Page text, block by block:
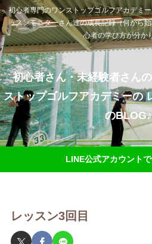
初心者専門のワンストップゴルフアカデミ
ッスンモニターさん達の成長記録（何から
心者の学び方が分か
初心者さん・未経験者さん
ストップゴルフアカデミーの
のBLOG♪
LINE公式アカウント
レッスン3回目